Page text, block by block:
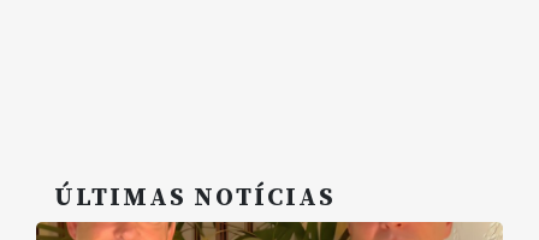
ÚLTIMAS NOTÍCIAS